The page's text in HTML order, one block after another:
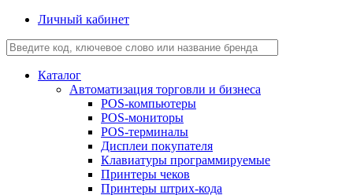
Личный кабинет
Каталог
Автоматизация торговли и бизнеса
POS-компьютеры
POS-мониторы
POS-терминалы
Дисплеи покупателя
Клавиатуры программируемые
Принтеры чеков
Принтеры штрих-кода